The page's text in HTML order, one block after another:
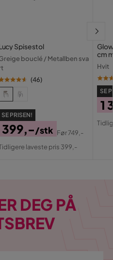
Spisestol
bouclé / Metallben sva
(46)
SE PRISEN!
399,-/stk Før749,-
laveste pris 399,-
cm
med
Hvit
SE
1
DEG PÅ